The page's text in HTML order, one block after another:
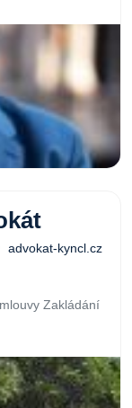
advokat-kyncl.cz
Zakládání